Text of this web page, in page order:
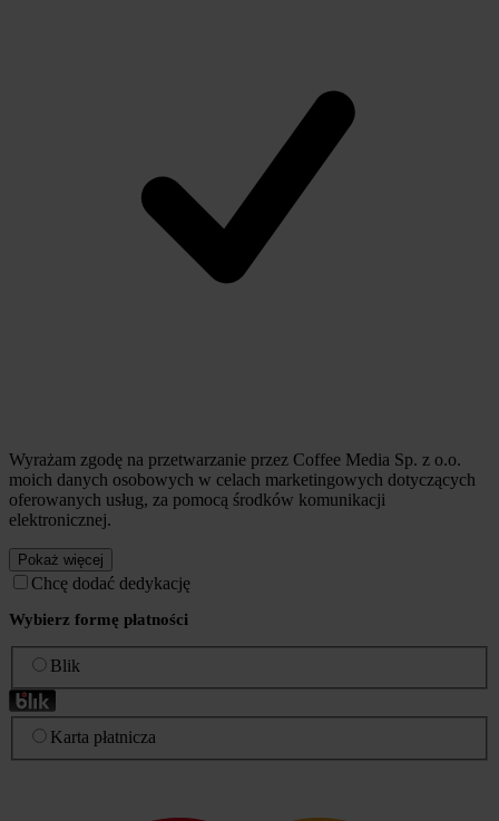
Wyrażam zgodę na przetwarzanie przez Coffee Media Sp. z o.o.
moich danych osobowych w celach marketingowych dotyczących
oferowanych usług, za pomocą środków komunikacji
elektronicznej.
Pokaż więcej
Chcę dodać dedykację
Wybierz formę płatności
Blik
Karta płatnicza